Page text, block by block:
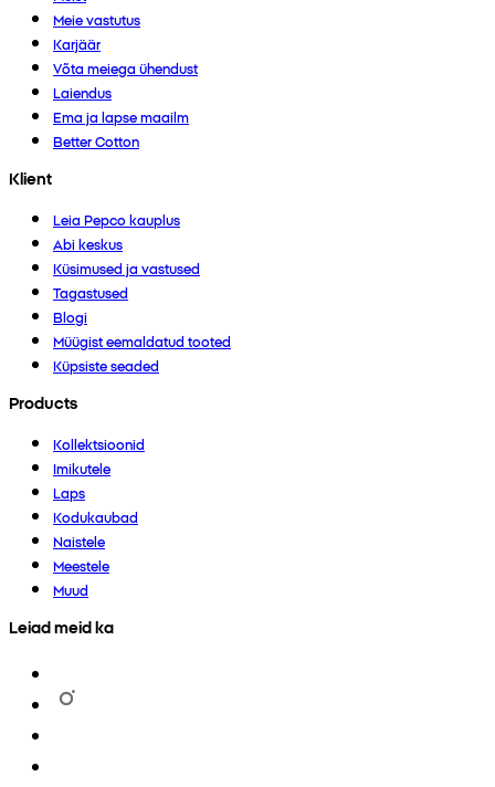
Meie vastutus
Karjäär
Võta meiega ühendust
Laiendus
Ema ja lapse maailm
Better Cotton
Klient
Leia Pepco kauplus
Abi keskus
Küsimused ja vastused
Tagastused
Blogi
Müügist eemaldatud tooted
Küpsiste seaded
Products
Kollektsioonid
Imikutele
Laps
Kodukaubad
Naistele
Meestele
Muud
Leiad meid ka